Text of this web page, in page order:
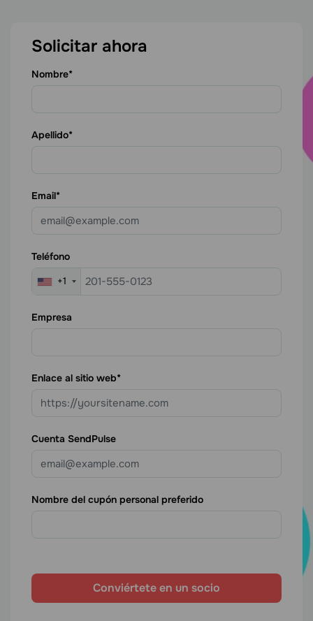
Solicitar ahora
Nombre
Apellido
Email
Teléfono
+1
Empresa
Enlace al sitio web
Cuenta SendPulse
Nombre del cupón personal preferido
Conviértete en un socio